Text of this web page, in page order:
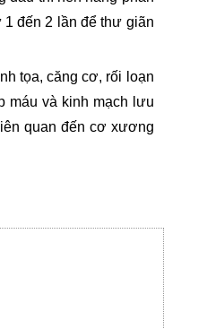
1 đến 2 lần để thư giãn
tọa, căng cơ, rối loạn
máu và kinh mạch lưu
quan đến cơ xương